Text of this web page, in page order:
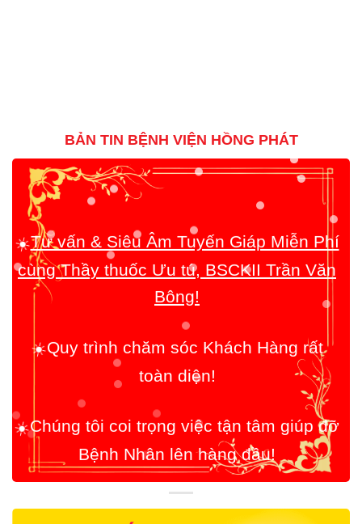
BẢN TIN BỆNH VIỆN HỒNG PHÁT
☀️Tư vấn & Siêu Âm Tuyến Giáp Miễn Phí
cùng Thầy thuốc Ưu tú, BSCKII Trần Văn
Bông!
☀️Quy trình chăm sóc Khách Hàng rất
toàn diện!
Chúng tôi coi trọng việc tận tâm giúp đỡ
Bệnh Nhân lên hàng đầu!